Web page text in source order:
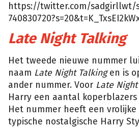
https://twitter.com/sadgirllwt/
Late Night Talking
Het tweede nieuwe nummer
naam Late Night Talkingen is
ander nummer. Voor Late
Harry een aantal
Het nummer heeft een
typische nostalgische Harry